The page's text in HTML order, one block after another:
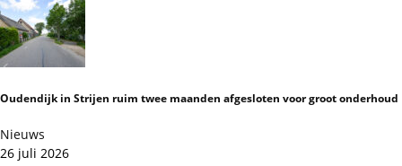
Oudendijk in Strijen ruim twee maanden afgesloten voor groot onderhoud
Nieuws
26 juli 2026